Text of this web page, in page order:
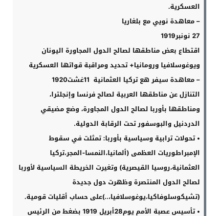
العسكرية.
–معاهدة نويي مع بلغاريا
27 نونبر1919
اقتطاع بعض مناطقها لصالح الدول المجاورة اليونان
ويوغوسلافيا ورومانيا+ تحديد ومراقبة قواتها العسكرية
–معاهدة سيفر هع تركيا العثمانية 11غشت
1920
التنازل عن مناطقها العربية لصالح فرنسا وإنجلترا،
ومناطقها بأوربا لصالح الدول المجاورة، وضع مضيقي
الدردنيل والبوسفور تحت الرقابة الدولية.
• تحولات ترابية وسياسية بأوربا: تمثلت في سقوط
الإمبراطوريات العظمى (ألمانيا،النمسا-المجر،تركيا
العثمانية،روسيا القيصرية) وتغيرت الخريطة السياسية لأوربا
لصالح الدول المنتصرة وظهرت دول جديدة
(تشيكوسلوفاكيا،يوغوسلافيا،..)على حساب أقليات قومية.
•تأسيس عصبة الأمم يوم28أبريل
بضغط من الرئيس